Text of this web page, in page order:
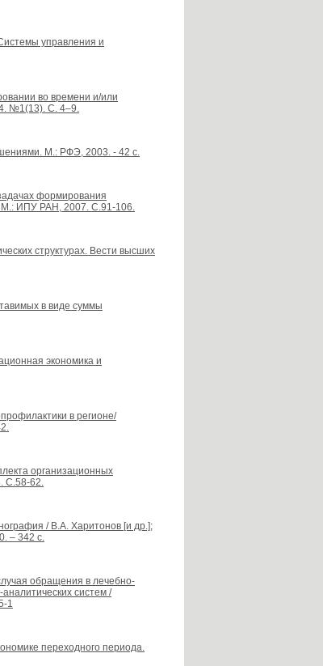
управления и
во времени и/или
№1(13). С. 4–9.
М.: РФЭ, 2003. - 42 с.
формирования
М.: ИПУ РАН, 2007. С.91-106.
структурах. Вести высших
в виде суммы
экономика и
в регионе/
организационных
С.58-62.
/ В.А. Харитонов [и др.];
– 342 с.
обращения в лечебно-
систем /
1
переходного периода.